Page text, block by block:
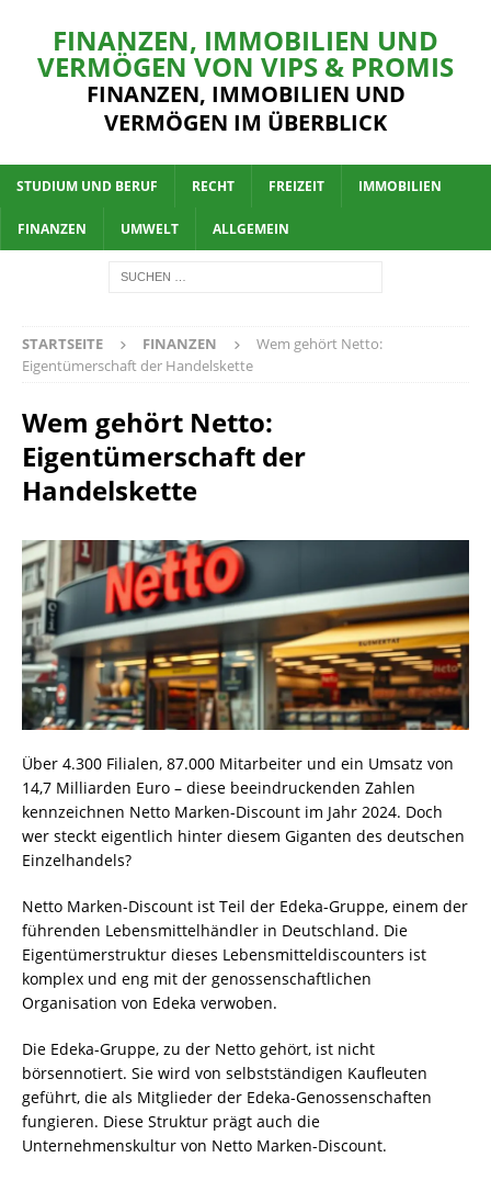
FINANZEN, IMMOBILIEN UND
VERMÖGEN VON VIPS & PROMIS
FINANZEN, IMMOBILIEN UND
VERMÖGEN IM ÜBERBLICK
STUDIUM UND BERUF RECHT FREIZEIT IMMOBILIEN
FINANZEN UMWELT ALLGEMEIN
STARTSEITE FINANZEN
Wem gehört Netto:
Eigentümerschaft der Handelskette
Wem gehört Netto:
Eigentümerschaft der
Handelskette
Über 4.300 Filialen, 87.000 Mitarbeiter und ein Umsatz von
14,7 Milliarden Euro – diese beeindruckenden Zahlen
kennzeichnen Netto Marken-Discount im Jahr 2024. Doch
wer steckt eigentlich hinter diesem Giganten des deutschen
Einzelhandels?
Netto Marken-Discount ist Teil der Edeka-Gruppe, einem der
führenden Lebensmittelhändler in Deutschland. Die
Eigentümerstruktur dieses Lebensmitteldiscounters ist
komplex und eng mit der genossenschaftlichen
Organisation von Edeka verwoben.
Die Edeka-Gruppe, zu der Netto gehört, ist nicht
börsennotiert. Sie wird von selbstständigen Kaufleuten
geführt, die als Mitglieder der Edeka-Genossenschaften
fungieren. Diese Struktur prägt auch die
Unternehmenskultur von Netto Marken-Discount.